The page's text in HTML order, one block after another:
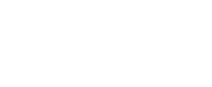
율 허위 입력' 중앙·서울·경기도 선관위 등 9곳
인·청주 팹에 54조 투자…"AI 메모리 수요 선제 대